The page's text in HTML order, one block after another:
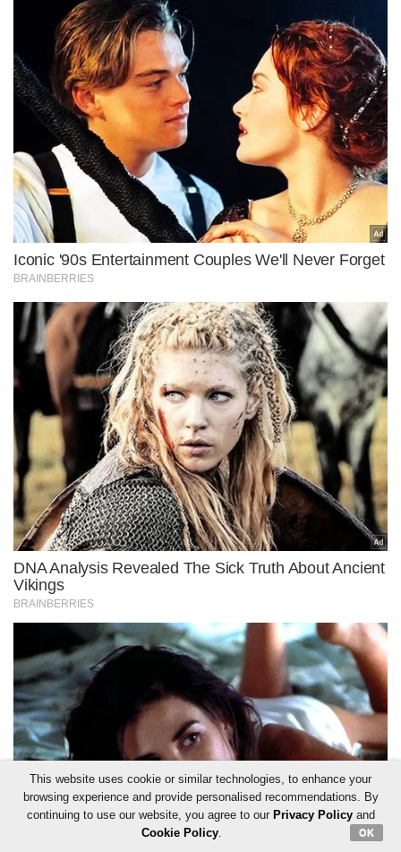
This website uses cookie or similar technologies, to enhance your
browsing experience and provide personalised recommendations. By
continuing to use our website, you agree to our Privacy Policyand
Cookie Policy. OK